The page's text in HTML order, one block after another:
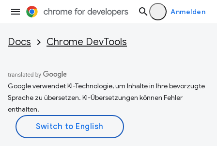
Anmelden
Docs Chrome DevTools
Google verwendet KI-Technologie, um Inhalte in Ihre bevorzugte
Sprache zu übersetzen. KI-Übersetzungen können Fehler
enthalten.